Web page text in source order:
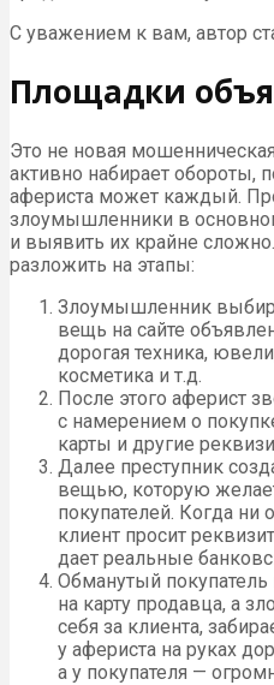
С уважением к вам, автор
Площадки
Это не новая
активно набирает обороты,
афериста может каждый.
злоумышленники в
и выявить их крайне
разложить на этапы:
Злоумышленник
вещь на сайте
дорогая техника,
косметика и т.д.
После этого аферист
с намерением о
карты и другие
Далее преступник
вещью, которую
покупателей. Когда
клиент просит
дает реальные
Обманутый
на карту продавца, а
себя за клиента,
у афериста на руках
а у покупателя —